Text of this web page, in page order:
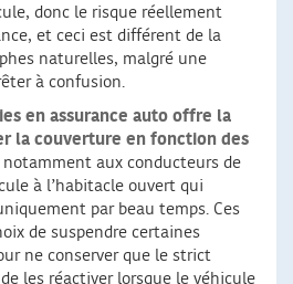
donc le risque réellement
et ceci est différent de la
naturelles, malgré une
à confusion.
en assurance auto offre la
la couverture en fonction des
notamment aux conducteurs de
à l’habitacle ouvert qui
par beau temps. Ces
de suspendre certaines
ne conserver que le strict
les réactiver lorsque le véhicule